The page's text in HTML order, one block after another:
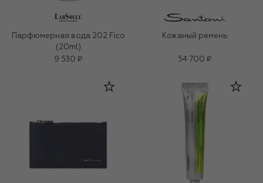
Парфюмерная вода 202 Fico
(20ml)
9 530 ₽
Кожаный ремень
54 700 ₽